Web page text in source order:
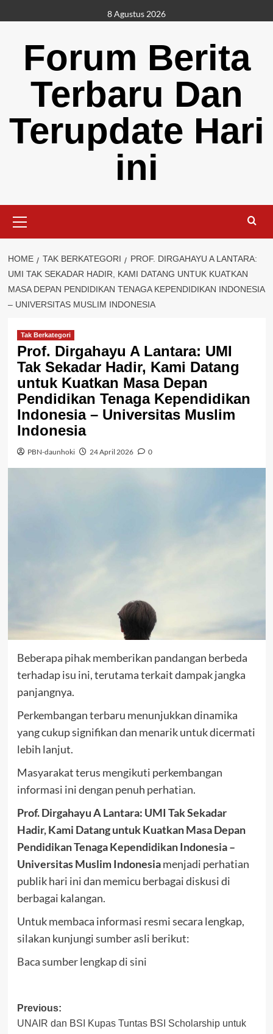
to
8 Agustus 2026
Forum Berita
Terbaru Dan
Terupdate Hari
ini
Menu
HOME TAK BERKATEGORI
PROF. DIRGAHAYU A LANTARA:
UMI TAK SEKADAR HADIR, KAMI DATANG UNTUK KUATKAN
MASA DEPAN PENDIDIKAN TENAGA KEPENDIDIKAN INDONESIA
– UNIVERSITAS MUSLIM INDONESIA
Tak Berkategori
Prof. Dirgahayu A Lantara: UMI
Tak Sekadar Hadir, Kami Datang
untuk Kuatkan Masa Depan
Pendidikan Tenaga Kependidikan
Indonesia – Universitas Muslim
Indonesia
PBN-daunhoki 24 April 2026 0
Beberapa pihak memberikan pandangan berbeda
terhadap isu ini, terutama terkait dampak jangka
panjangnya.
Perkembangan terbaru menunjukkan dinamika
yang cukup signifikan dan menarik untuk dicermati
lebih lanjut.
Masyarakat terus mengikuti perkembangan
informasi ini dengan penuh perhatian.
Prof. Dirgahayu A Lantara: UMI Tak Sekadar
Hadir, Kami Datang untuk Kuatkan Masa Depan
Pendidikan Tenaga Kependidikan Indonesia –
Universitas Muslim Indonesiamenjadi perhatian
publik hari ini dan memicu berbagai diskusi di
berbagai kalangan.
Untuk membaca informasi resmi secara lengkap,
silakan kunjungi sumber asli berikut:
Baca sumber lengkap di sini
Post
Previous:
UNAIR dan BSI Kupas Tuntas BSI Scholarship untuk